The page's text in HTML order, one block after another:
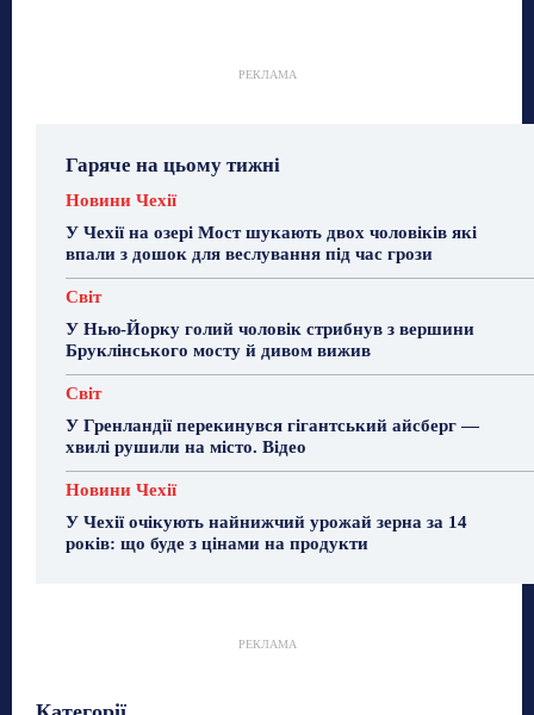
РЕКЛАМА
Гаряче на цьому тижні
Новини Чехії
У Чехії на озері Мост шукають двох чоловіків які
впали з дошок для веслування під час грози
Світ
У Нью-Йорку голий чоловік стрибнув з вершини
Бруклінського мосту й дивом вижив
Світ
У Гренландії перекинувся гігантський айсберг —
хвилі рушили на місто. Відео
Новини Чехії
У Чехії очікують найнижчий урожай зерна за 14
років: що буде з цінами на продукти
РЕКЛАМА